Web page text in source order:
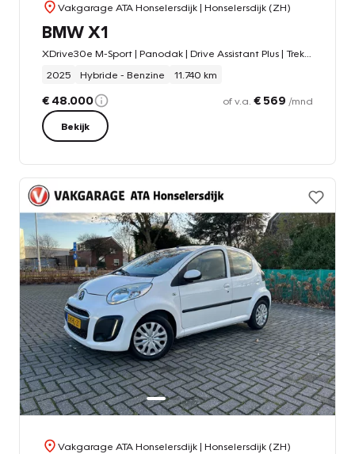
Vakgarage ATA Honselersdijk| Honselersdijk (ZH)
BMW X1
2025
Hybride - Benzine 11.740 km
€ 48.000 of v.a. € 569 /mnd
Bekijk
Vakgarage ATA Honselersdijk| Honselersdijk (ZH)